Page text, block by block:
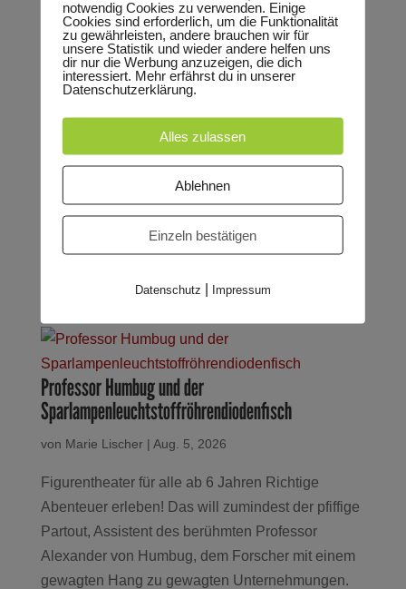
friert und zittert und bibbert und schlottert und
schnattert er. Er träumt vom Schwitzen, von Sonne
und einem gemütlichen...
Der dickste Pinguin vom Pol
vonMarie Lischer|Aug. 5, 2026
Familienvorstellung um 15 Uhr Theaterstück für
Kinder ab 3 Jahren von Ulrich Hub Ein kleiner,
dicker Pinguin hat den Schnabel voll von der Kälte
Fettschicht friert und zittert und bibbert und
Professor Humbug und der
Sparlampenleuchtstoffröhrendiodenfisch
von Marie Lischer| Aug. 5, 2026
Figurentheater für alle ab 6 Jahren Richtige
Abenteuer erleben! Das will zumindest der pfiffige
Partout, Assistent des berühmten Professor
Alexander von Humbug, dem Forscher mit einem
gewagten Hang zu gewagten Unternehmungen.
notwendig Cookies zu verwenden. Einige
Cookies sind erforderlich, um die Funktionalität
zu gewährleisten, andere brauchen wir für
unsere Statistik und wieder andere helfen uns
dir nur die Werbung anzuzeigen, die dich
interessiert. Mehr erfährst du in unserer
Datenschutzerklärung.
Alles zulassen
Ablehnen
Einzeln bestätigen
Datenschutz | Impressum